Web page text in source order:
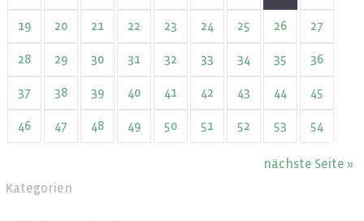
19 20 21 22 23 24 25 26 27
28 29 30 31 32 33 34 35 36
37 38 39 40 41 42 43 44 45
46 47 48 49 50 51 52 53 54
nächste Seite »
Kategorien